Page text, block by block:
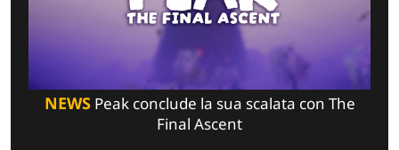
NEWSPeak conclude la sua scalata con The
Final Ascent